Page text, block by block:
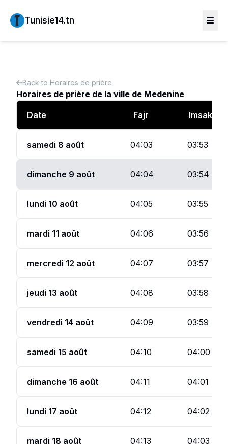
Tunisie14.tn
Back to Horaires de prière
Horaires de prière de la ville de Medenine
Date Fajr Imsak
samedi 8 août 04:03 03:53
dimanche 9 août 04:04 03:54
lundi 10 août 04:05 03:55
mardi 11 août 04:06 03:56
mercredi 12 août 04:07 03:57
jeudi 13 août 04:08 03:58
vendredi 14 août 04:09 03:59
samedi 15 août 04:10 04:00
dimanche 16 août 04:11 04:01
lundi 17 août 04:12 04:02
mardi 18 août 04:13 04:03